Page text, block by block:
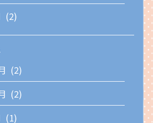
(2)
(2)
(2)
(1)